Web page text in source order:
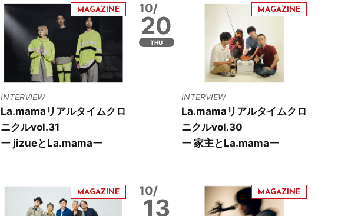
INTERVIEW
La.mamaリアルタイムクロ
ニクルvol.31
ー jizueとLa.mamaー
10/
20
THU
INTERVIEW
La.mamaリアルタイムクロ
ニクルvol.30
ー 家主とLa.mamaー
10/
13